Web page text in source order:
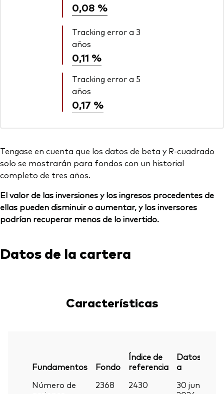
0,08 %
Tracking error a 3
años
0,11 %
Tracking error a 5
años
0,17 %
Tengase en cuenta que los datos de beta y R-cuadrado
solo se mostrarán para fondos con un historial
completo de tres años.
El valor de las inversiones y los ingresos procedentes de
ellas pueden disminuir o aumentar, y los inversores
podrían recuperar menos de lo invertido.
Datos de la cartera
Características
Fundamentos Fondo
Índice de
referencia
Datos
a
Número de
2368 2430
30 jun